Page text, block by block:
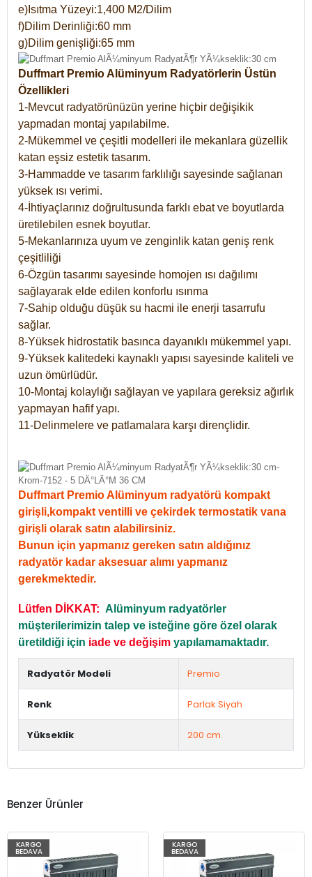
e)Isıtma Yüzeyi:1,400 M2/Dilim
f)Dilim Derinliği:60 mm
g)Dilim genişliği:65 mm
Duffmart Premio Alüminyum Radyatörlerin Üstün
Özellikleri
1-Mevcut radyatörünüzün yerine hiçbir değişikik
yapmadan montaj yapılabilme.
2-Mükemmel ve çeşitli modelleri ile mekanlara güzellik
katan eşsiz estetik tasarım.
3-Hammadde ve tasarım farklılığı sayesinde sağlanan
yüksek ısı verimi.
4-İhtiyaçlarınız doğrultusunda farklı ebat ve boyutlarda
üretilebilen esnek boyutlar.
5-Mekanlarınıza uyum ve zenginlik katan geniş renk
çeşitliliği
6-Özgün tasarımı sayesinde homojen ısı dağılımı
sağlayarak elde edilen konforlu ısınma
7-Sahip olduğu düşük su hacmi ile enerji tasarrufu
sağlar.
8-Yüksek hidrostatik basınca dayanıklı mükemmel yapı.
9-Yüksek kalitedeki kaynaklı yapısı sayesinde kaliteli ve
uzun ömürlüdür.
10-Montaj kolaylığı sağlayan ve yapılara gereksiz ağırlık
yapmayan hafif yapı.
11-Delinmelere ve patlamalara karşı dirençlidir.
Duffmart Premio Alüminyum radyatörü kompakt
girişli,kompakt ventilli ve çekirdek termostatik vana
girişli olarak satın alabilirsiniz.
Bunun için yapmanız gereken satın aldığınız
radyatör kadar aksesuar alımı yapmanız
gerekmektedir.
Lütfen DİKKAT: Alüminyum radyatörler
müşterilerimizin talep ve isteğine göre özel olarak
üretildiği için iade ve değişim yapılamamaktadır.
Radyatör Modeli Premio
Renk Parlak Siyah
Yükseklik 200 cm.
Benzer Ürünler
KARGO
BEDAVA
KARGO
BEDAVA